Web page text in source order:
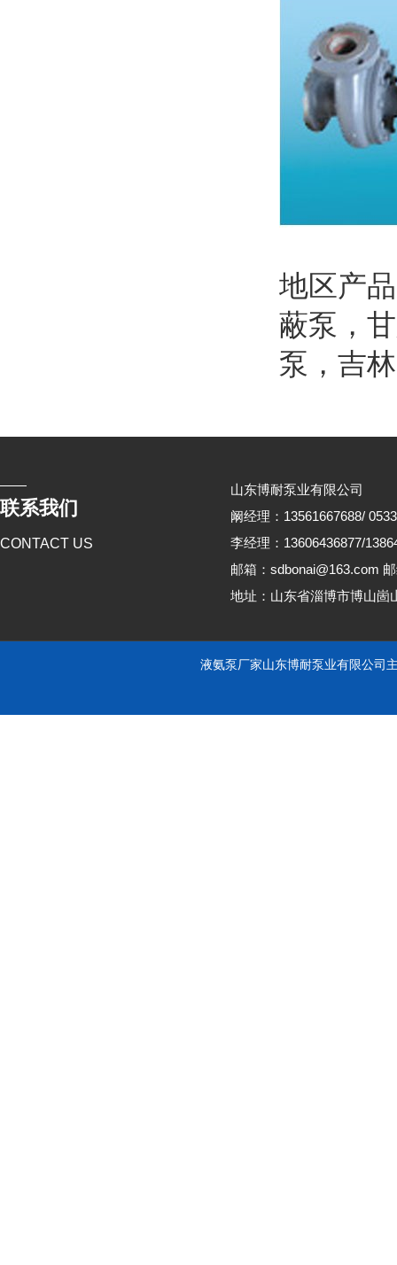
地区产
蔽泵 ，
泵 ， 吉
联系我们
CONTACT US
山东博耐泵业有限公司
阚经理：13561667688/
李经理：13606436877/
邮箱：sdbonai@163.com
地址：山东省淄博市博山崮
液氨泵厂家山东博耐泵业有限公司